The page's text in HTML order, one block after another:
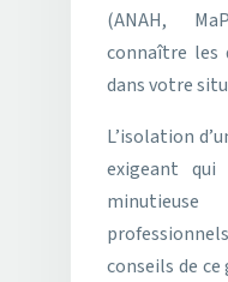
(ANAH,
connaître les
dans votre
L’isolation
exigeant qui
conseils de